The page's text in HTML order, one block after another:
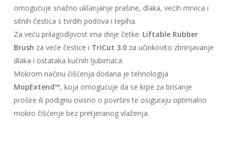
omogućuje snažno uklanjanje prašine, dlaka, većih mrvica i
sitnih čestica s tvrdih podova i tepiha.
Za veću prilagodljivost ima dvije četke: Liftable Rubber
Brush za veće čestice i TriCut 3.0za učinkovito zbrinjavanje
dlaka i ostataka kućnih ljubimaca.
Mokrom načinu čišćenja dodana je tehnologija
MopExtend™, koja omogućuje da se krpe za brisanje
prošire ili podignu ovisno o površini te osiguraju optimalno
mokro čišćenje bez pretjeranog vlaženja.